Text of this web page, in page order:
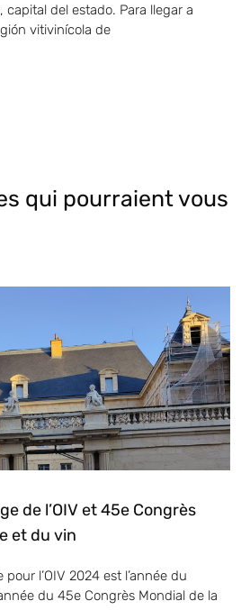
capital del estado. Para llegar a
vitivinícola de
qui pourraient vous
de l’OIV et 45e Congrès
et du vin
l’OIV 2024 est l’année du
du 45e Congrès Mondial de la